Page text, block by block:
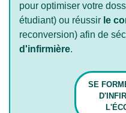
pour optimiser votre
étudiant) ou réussir le
reconversion) afin de
d'infirmière.
SE